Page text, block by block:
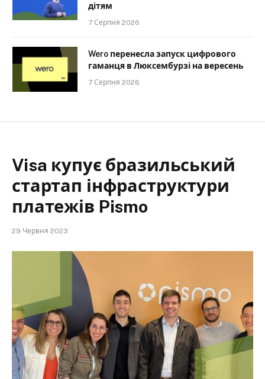
дітям
7 Серпня 2026
Wero перенесла запуск цифрового
гаманця в Люксембурзі на вересень
7 Серпня 2026
Visa купує бразильський
стартап інфраструктури
платежів Pismo
29 Червня 2023